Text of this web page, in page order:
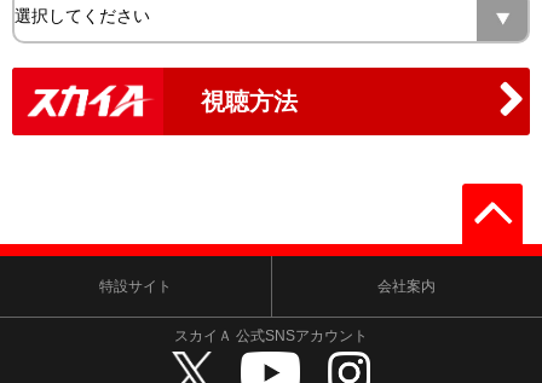
視聴方法
特設サイト 会社案内
スカイＡ 公式SNSアカウント